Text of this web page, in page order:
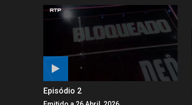
Episódio 2